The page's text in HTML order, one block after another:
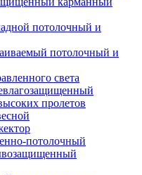
потолочный и
потолочный и
света
пролетов
потолочный